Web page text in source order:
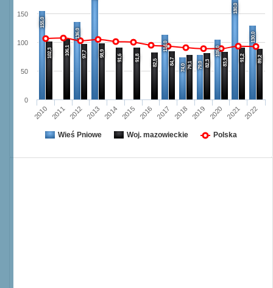
155,0
136,0
114,0
74,0 79,0
105,0
180,0
130,0
102,3
106,1 97,7 98,9 91,6 91,8
82,5 84,7 79,1 82,3 83,9 91,2 89,2
2010 2011 2012 2013 2014 2015 2016 2017 2018 2019 2020 2021 2022
0
50
100
150
Wieś Pniowe Woj. mazowieckie Polska